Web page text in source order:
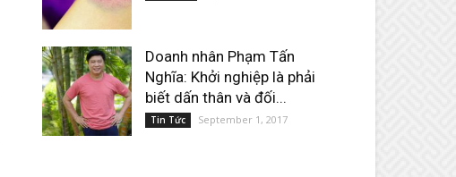
Doanh nhân Phạm Tấn
Nghĩa: Khởi nghiệp là phải
biết dấn thân và đối...
Tin Tức September 1, 2017